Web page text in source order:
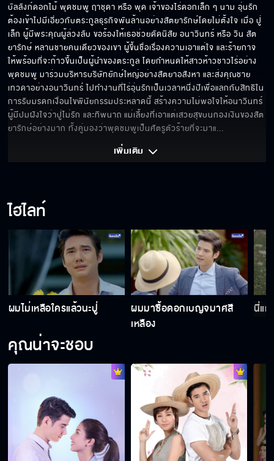
บัลลังก์ดอกไม้ พุดชมพู ฤาชุดา หรือ พุด เจ้าของไร่ดอกเล็ก ๆ นาม อุ่นรัก
ต้องเข้าไปมีเอี่ยวกับตระกูลธุรกิจพันล้านอย่างสัตยารักษ์โดยไม่ตั้งใจ เมื่อ ปู่
เล็ก ผู้มีพระคุณผู้ล่วงลับ ขอร้องให้เธอช่วยดัดนิสัย อนาวินทร์ หรือ วิน สัต
ยารักษ์ หลานชายคนเดียวของเขา ผู้ขึ้นชื่อเรื่องความเอาแต่ใจ และร้ายกาจ
ให้พร้อมที่จะก้าวขึ้นเป็นผู้นำของตระกูล โดยกำหนดให้สาวห้าวชาวไร่อย่าง
พุดชมพู มาร่วมบริหารบริษัทยักษ์ใหญ่อย่างสัตยาอสังหา และส่งคุณชาย
เทวดาอย่างอนาวินทร์ ไปทำงานที่ไร่อุ่นรักเป็นเวลาหนึ่งปีเพื่อแลกกับสิทธิใน
การรับมรดกเงื่อนไขพินัยกรรมประหลาดนี้ สร้างความไม่พอใจให้อนาวินทร์
ผู้มีปมฝังใจว่าปู่ไม่รัก และทิพนาถ แม่เลี้ยงที่เอาแต่เสวยสุขบนกองเงินของสัต
ยารักษ์อย่างมาก ทั้งคู่มองว่าพุดชมพูเป็นศัตรูตัวร้ายที่จะมาแ...
เพิ่มเติม
ไฮไลท์
ผมไม่เหลือใครแล้วนะปู่
ผมมาซื้อดอกเบญจมาศสี
เหลือง
นี่แห
คุณน่าจะชอบ